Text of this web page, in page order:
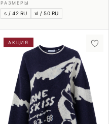
РАЗМЕРЫ
s / 42 RU xl / 50 RU
АКЦИЯ